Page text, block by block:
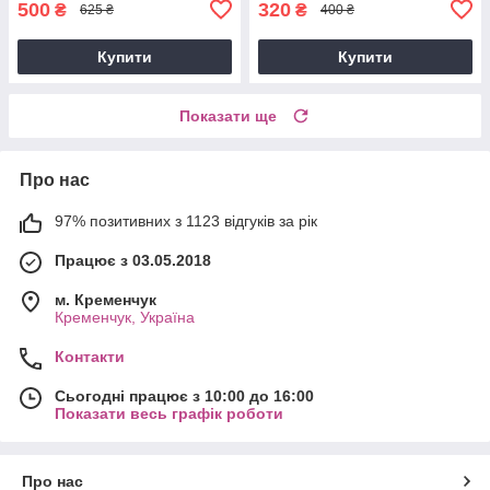
500 ₴ 625 ₴
Купити
320 ₴ 400 ₴
Купити
Показати ще
Про нас
97% позитивних з 1123 відгуків за рік
Працює з 03.05.2018
м. Кременчук
Кременчук, Україна
Контакти
Сьогодні працює з 10:00 до 16:00
Показати весь графік роботи
Про нас